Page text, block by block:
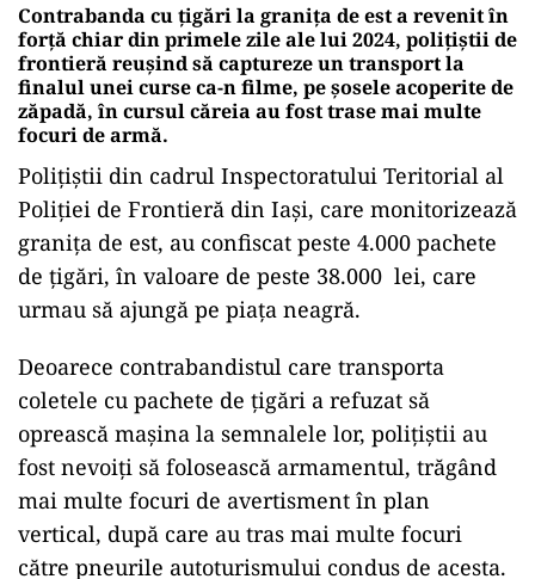
Contrabanda cu țigări la granița de est a revenit în
forță chiar din primele zile ale lui 2024, polițiștii de
frontieră reușind să captureze un transport la
finalul unei curse ca-n filme, pe șosele acoperite de
zăpadă, în cursul căreia au fost trase mai multe
focuri de armă.
Poliţiştii din cadrul Inspectoratului Teritorial al
Poliției de Frontieră din Iași, care monitorizează
granița de est, au confiscat peste 4.000 pachete
de ţigări, în valoare de peste 38.000 lei, care
urmau să ajungă pe piața neagră.
Deoarece contrabandistul care transporta
coletele cu pachete de țigări a refuzat să
oprească mașina la semnalele lor, polițiștii au
fost nevoiți să folosească armamentul, trăgând
mai multe focuri de avertisment în plan
vertical, după care au tras mai multe focuri
către pneurile autoturismului condus de acesta.